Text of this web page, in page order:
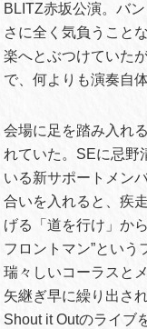
BLITZ赤坂公演。バ
さに全く気負うこと
楽へとぶつけていた
で、何よりも演奏自
会場に足を踏み入れ
れていた。SEに忌野
いる新サポートメン
合いを入れると、疾
げる「道を行け」か
フロントマン”とい
瑞々しいコーラスと
矢継ぎ早に繰り出さ
Shout it Outのライブ